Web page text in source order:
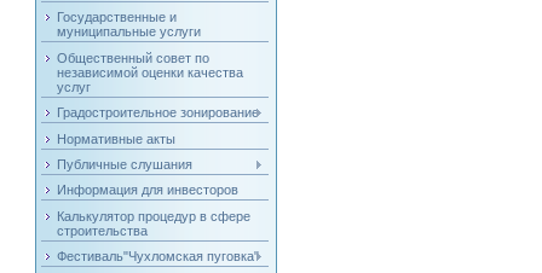
Государственные и
муниципальные услуги
Общественный совет по
независимой оценки качества
услуг
Градостроительное зонирование
Нормативные акты
Публичные слушания
Информация для инвесторов
Калькулятор процедур в сфере
строительства
Фестиваль"Чухломская пуговка"